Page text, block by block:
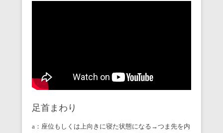
足首まわり
a：座位もしくは上向きに寝た状態になる→つま先を内